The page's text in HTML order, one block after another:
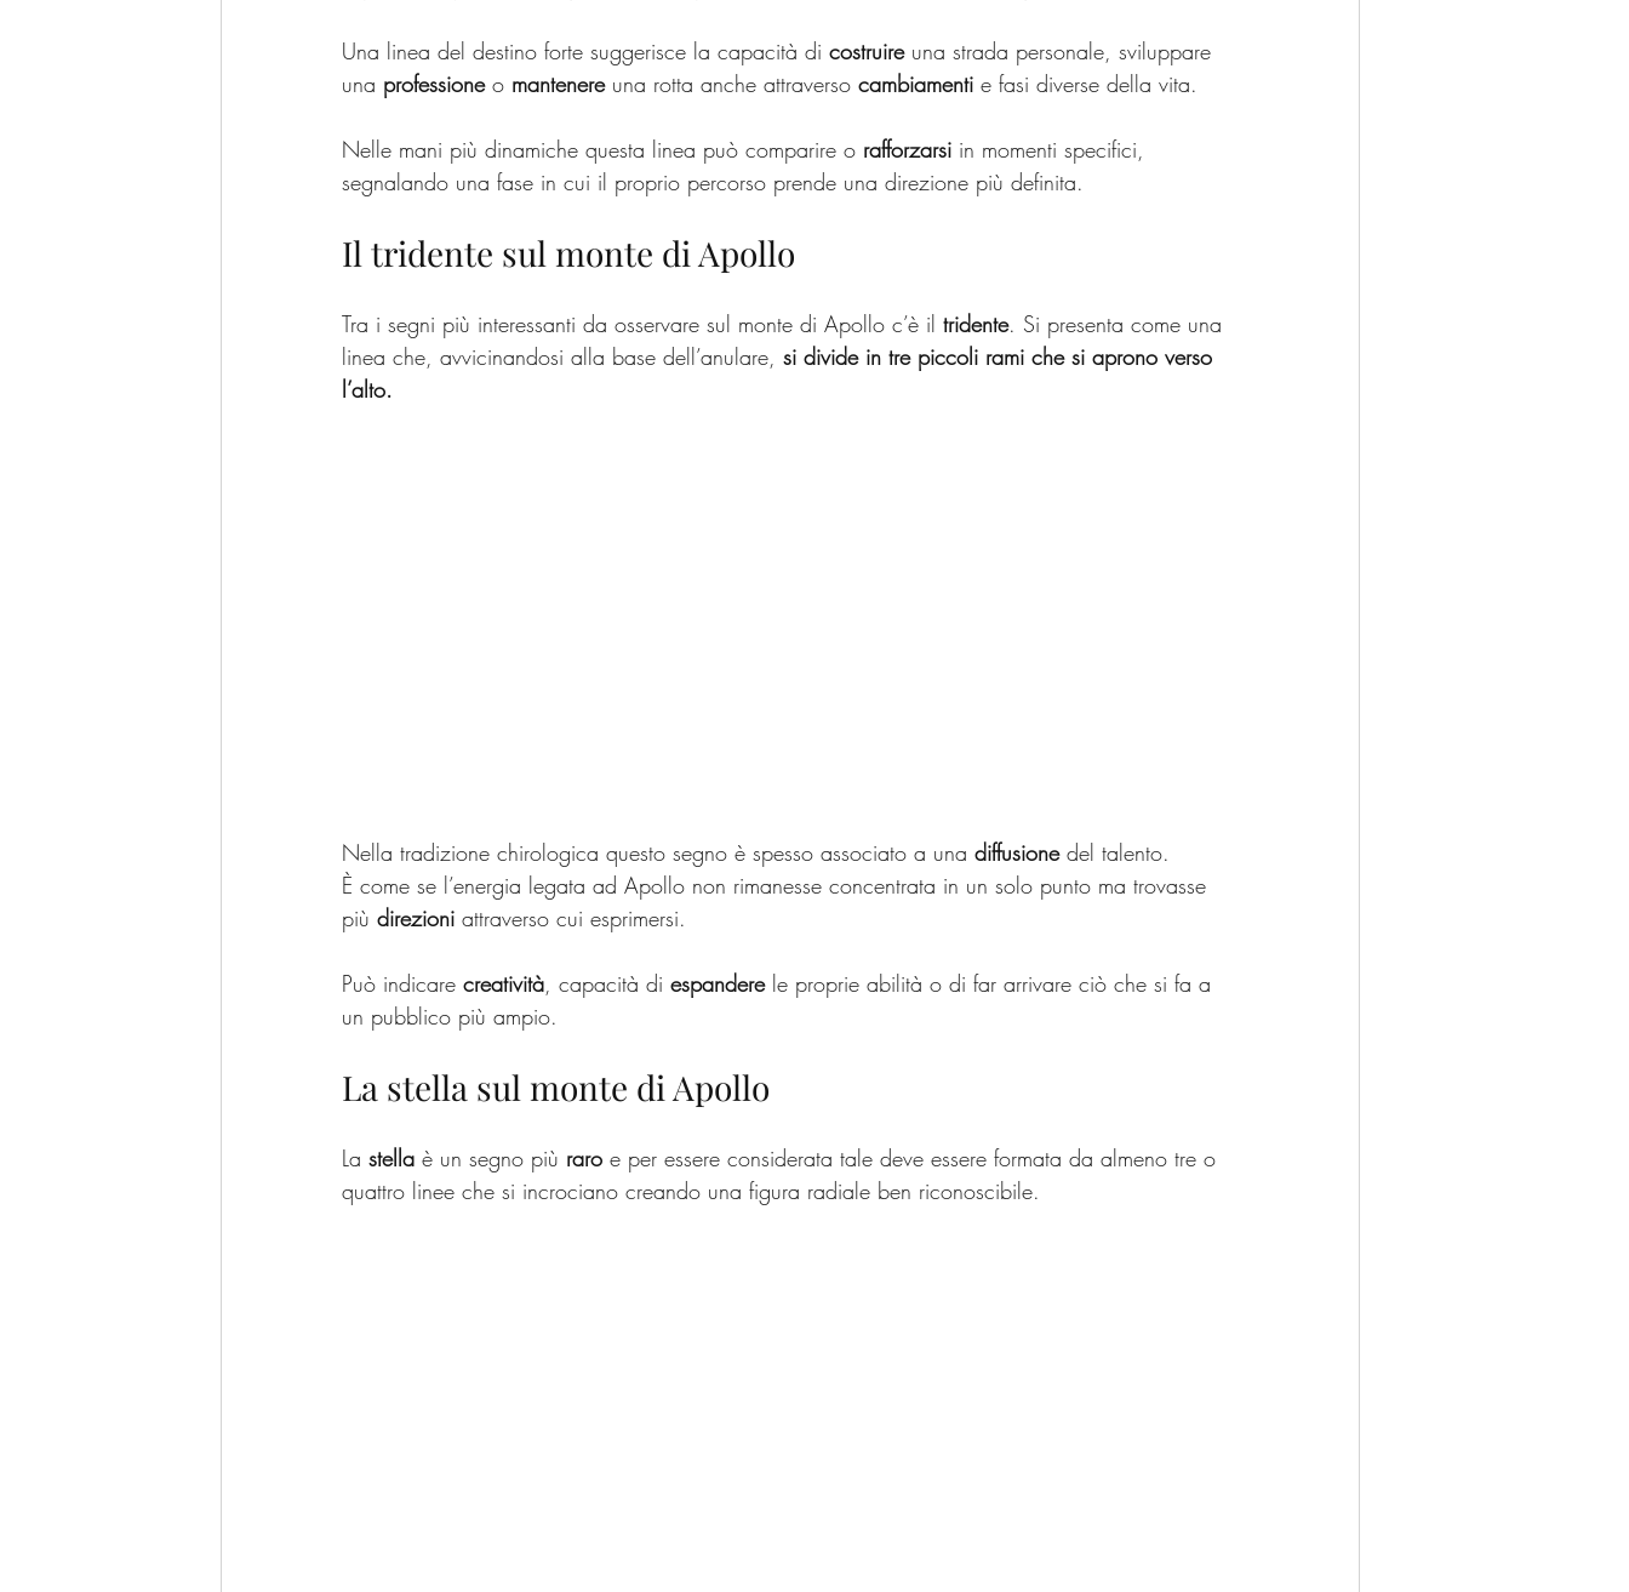
Una linea del destino forte suggerisce la capacità di costruire una strada personale, sviluppare
una professione o mantenere una rotta anche attraverso cambiamenti e fasi diverse della vita.
Nelle mani più dinamiche questa linea può comparire o rafforzarsi in momenti specifici,
segnalando una fase in cui il proprio percorso prende una direzione più definita.
Il tridente sul monte di Apollo
Tra i segni più interessanti da osservare sul monte di Apollo c’è il tridente. Si presenta come una
linea che, avvicinandosi alla base dell’anulare, si divide in tre piccoli rami che si aprono verso
l’alto.
Nella tradizione chirologica questo segno è spesso associato a una diffusione del talento.
È come se l’energia legata ad Apollo non rimanesse concentrata in un solo punto ma trovasse
più direzioni attraverso cui esprimersi.
Può indicare creatività, capacità di espandere le proprie abilità o di far arrivare ciò che si fa a
un pubblico più ampio.
La stella sul monte di Apollo
La stella è un segno più raro e per essere considerata tale deve essere formata da almeno tre o
quattro linee che si incrociano creando una figura radiale ben riconoscibile.